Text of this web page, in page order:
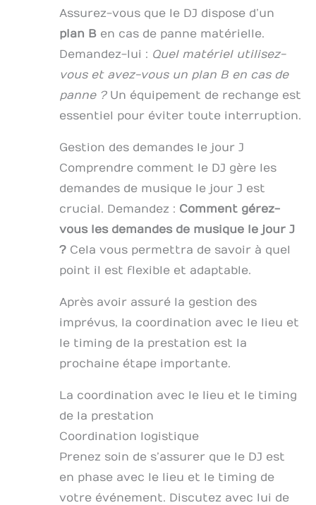
Assurez-vous que le DJ dispose d’un
plan B en cas de panne matérielle.
Demandez-lui : Quel matériel utilisez-
vous et avez-vous un plan B en cas de
panne ?Un équipement de rechange est
essentiel pour éviter toute interruption.
Gestion des demandes le jour J
Comprendre comment le DJ gère les
demandes de musique le jour J est
crucial. Demandez : Comment gérez-
vous les demandes de musique le jour J
? Cela vous permettra de savoir à quel
point il est flexible et adaptable.
Après avoir assuré la gestion des
imprévus, la coordination avec le lieu et
le timing de la prestation est la
prochaine étape importante.
La coordination avec le lieu et le timing
de la prestation
Coordination logistique
Prenez soin de s’assurer que le DJ est
en phase avec le lieu et le timing de
votre événement. Discutez avec lui de